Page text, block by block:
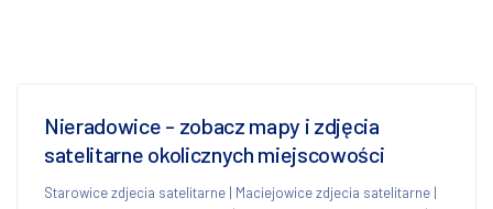
Nieradowice - zobacz mapy i zdjęcia
satelitarne okolicznych miejscowości
Starowice zdjecia satelitarne | Maciejowice zdjecia satelitarne |